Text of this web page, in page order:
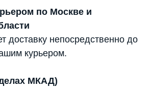
по Москве и
доставку непосредственно до
курьером.
МКАД)